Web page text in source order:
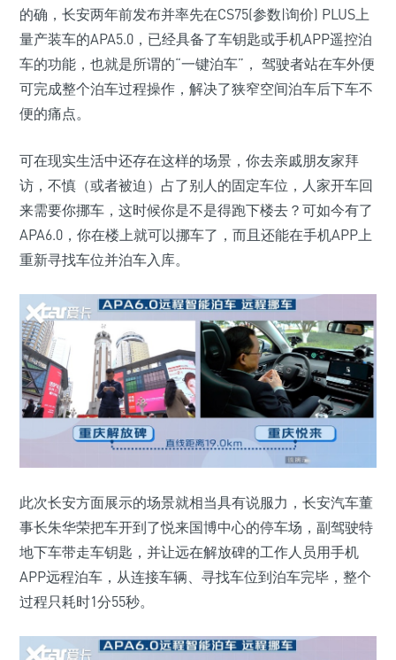
的确，长安两年前发布并率先在CS75(参数|询价) PLUS上
量产装车的APA5.0，已经具备了车钥匙或手机APP遥控泊
车的功能，也就是所谓的“一键泊车”， 驾驶者站在车外便
可完成整个泊车过程操作，解决了狭窄空间泊车后下车不
便的痛点。
可在现实生活中还存在这样的场景，你去亲戚朋友家拜
访，不慎（或者被迫）占了别人的固定车位，人家开车回
来需要你挪车，这时候你是不是得跑下楼去？可如今有了
APA6.0，你在楼上就可以挪车了，而且还能在手机APP上
重新寻找车位并泊车入库。
此次长安方面展示的场景就相当具有说服力，长安汽车董
事长朱华荣把车开到了悦来国博中心的停车场，副驾驶特
地下车带走车钥匙，并让远在解放碑的工作人员用手机
APP远程泊车，从连接车辆、寻找车位到泊车完毕，整个
过程只耗时1分55秒。